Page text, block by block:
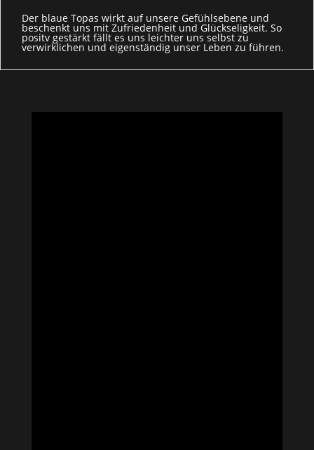
Der blaue Topas wirkt auf unsere Gefühlsebene und
beschenkt uns mit Zufriedenheit und Glückseligkeit. So
positv gestärkt fällt es uns leichter uns selbst zu
verwirklichen und eigenständig unser Leben zu führen.